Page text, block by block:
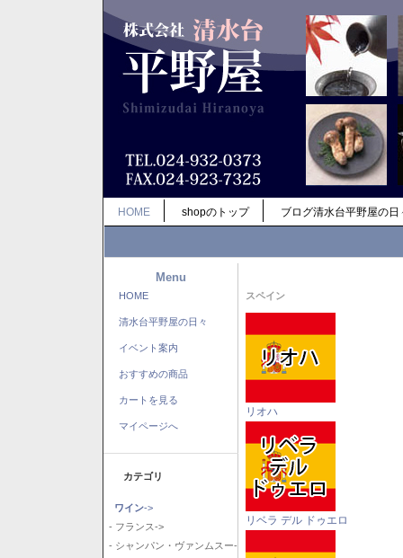
HOME shopのトップ ブログ清水台平野屋の日
Menu
HOME
清水台平野屋の日々
イベント案内
おすすめの商品
カートを見る
マイページへ
カテゴリ
ワイン->
- フランス->
- シャンパン・ヴァンムスー-
スペイン
リオハ
リベラ デル ドゥエロ